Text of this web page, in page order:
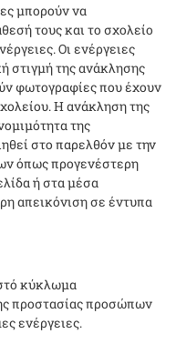
μπορούν να
τους και το σχολείο
Οι ενέργειες
στιγμή της ανάκλησης
φωτογραφίες που έχουν
Η ανάκληση της
της
στο παρελθόν με την
όπως προγενέστερη
ή στα μέσα
απεικόνιση σε έντυπα
κύκλωμα
προστασίας προσώπων
ενέργειες.